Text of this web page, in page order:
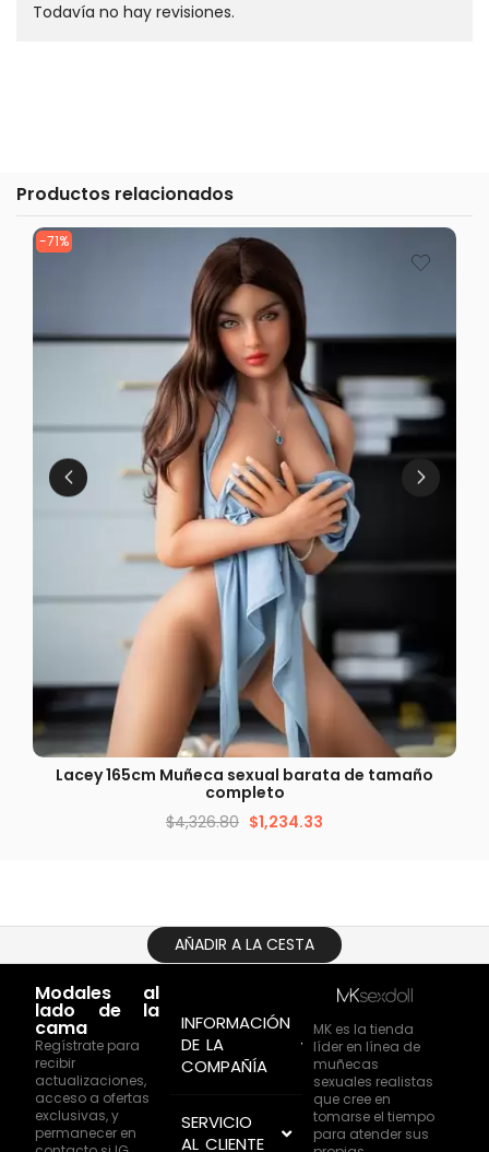
Todavía no hay revisiones.
Productos relacionados
-71%
VISTA RÁPIDA
Lacey 165cm Muñeca sexual barata de tamaño
completo
$4,326.80 $1,234.33
AÑADIR A LA CESTA
Modales al
lado de la
cama
Regístrate para
recibir
actualizaciones,
acceso a ofertas
exclusivas, y
permanecer en
INFORMACIÓN
DE LA
COMPAÑÍA
SERVICIO
AL CLIENTE
MK es la tienda
líder en línea de
muñecas
sexuales realistas
que cree en
tomarse el tiempo
para atender sus